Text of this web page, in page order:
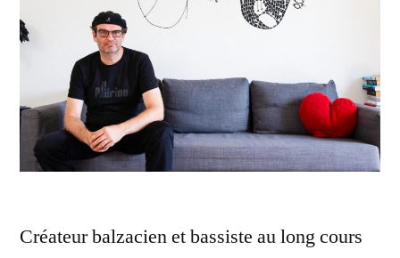
Créateur balzacien et bassiste au long cours